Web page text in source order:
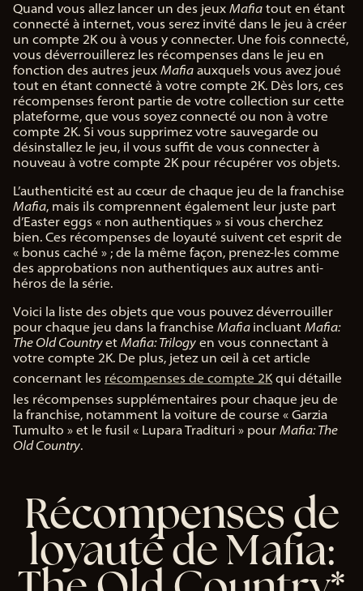
Quand vous allez lancer un des jeux Mafia tout en étant
connecté à internet, vous serez invité dans le jeu à créer
un compte 2K ou à vous y connecter. Une fois connecté,
vous déverrouillerez les récompenses dans le jeu en
fonction des autres jeux Mafia auxquels vous avez joué
tout en étant connecté à votre compte 2K. Dès lors, ces
récompenses feront partie de votre collection sur cette
plateforme, que vous soyez connecté ou non à votre
compte 2K. Si vous supprimez votre sauvegarde ou
désinstallez le jeu, il vous suffit de vous connecter à
nouveau à votre compte 2K pour récupérer vos objets.
L’authenticité est au cœur de chaque jeu de la franchise
Mafia, mais ils comprennent également leur juste part
d’Easter eggs « non authentiques » si vous cherchez
bien. Ces récompenses de loyauté suivent cet esprit de
« bonus caché » ; de la même façon, prenez-les comme
des approbations non authentiques aux autres anti-
héros de la série.
Voici la liste des objets que vous pouvez déverrouiller
pour chaque jeu dans la franchise Mafia incluant Mafia:
The Old Countryet Mafia: Trilogy en vous connectant à
votre compte 2K. De plus, jetez un œil à cet article
concernant les récompenses de compte 2Kqui détaille
les récompenses supplémentaires pour chaque jeu de
la franchise, notamment la voiture de course « Garzia
Tumulto » et le fusil « Lupara Tradituri » pour Mafia: The
Old Country.
Récompenses de
loyauté de Mafia: